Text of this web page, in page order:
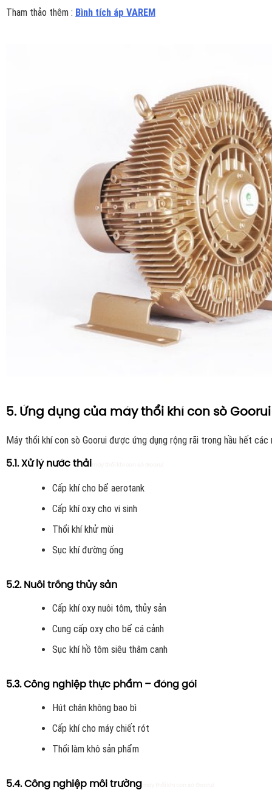
Tham thảo thêm : Bình tích áp VAREM
5. Ứng dụng của máy thổi khí con sò Goorui
Máy thổi khí con sò Goorui được ứng dụng rộng rãi trong hầu hết các
5.1. Xử lý nước thải
Cấp khí cho bể aerotank
Cấp khí oxy cho vi sinh
Thổi khí khử mùi
Sục khí đường ống
5.2. Nuôi trồng thủy sản
Cấp khí oxy nuôi tôm, thủy sản
Cung cấp oxy cho bể cá cảnh
Sục khí hồ tôm siêu thâm canh
5.3. Công nghiệp thực phẩm – đóng gói
Hút chân không bao bì
Cấp khí cho máy chiết rót
Thổi làm khô sản phẩm
5.4. Công nghiệp môi trường